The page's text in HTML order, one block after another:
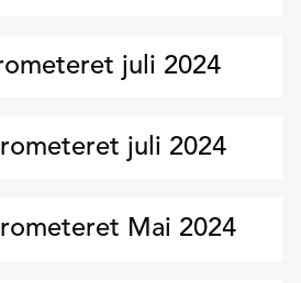
juli 2024
juli 2024
Mai 2024